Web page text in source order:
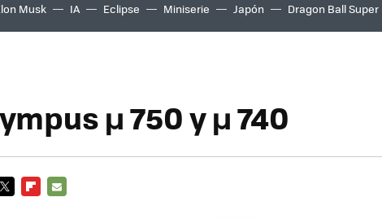
Musk IA Eclipse Miniserie Japón Dragon Ball Super
µ 750 y µ 740